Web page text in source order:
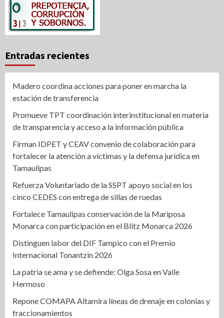
Entradas recientes
Madero coordina acciones para poner en marcha la
estación de transferencia
Promueve TPT coordinación interinstitucional en materia
de transparencia y acceso a la información pública
Firman IDPET y CEAV convenio de colaboración para
fortalecer la atención a víctimas y la defensa jurídica en
Tamaulipas
Refuerza Voluntariado de la SSPT apoyo social en los
cinco CEDES con entrega de sillas de ruedas
Fortalece Tamaulipas conservación de la Mariposa
Monarca con participación en el Blitz Monarca 2026
Distinguen labor del DIF Tampico con el Premio
Internacional Tonantzin 2026
La patria se ama y se defiende: Olga Sosa en Valle
Hermoso
Repone COMAPA Altamira líneas de drenaje en colonias y
fraccionamientos